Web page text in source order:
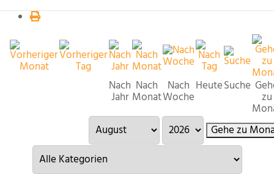
Nach
Jahr
Nach
Monat
Nach
Woche
HeuteSuche
zu
Gehe zu
Eine Kategorie auswählen um die Liste zu filtern